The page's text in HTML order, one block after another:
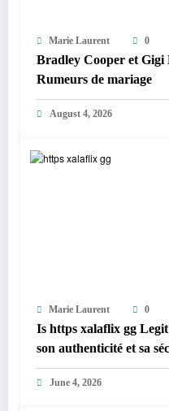
Marie Laurent 0
Bradley Cooper et Gigi
Rumeurs de mariage
August 4, 2026
Marie Laurent 0
Is https xalaflix gg
son authenticité et sa
June 4, 2026